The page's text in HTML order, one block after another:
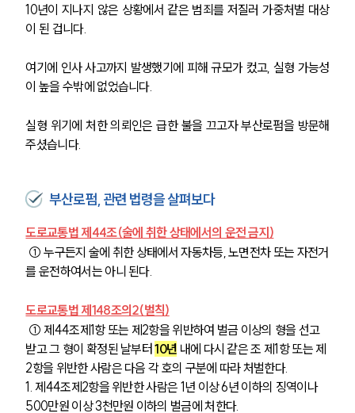
10년이 지나지 않은 상황에서 같은 범죄를 저질러 가중처벌 대상
이 된 겁니다.
여기에 인사 사고까지 발생했기에 피해 규모가 컸고, 실형 가능성
이 높을 수밖에 없었습니다.
실형 위기에 처한 의뢰인은 급한 불을 끄고자 부산로펌을 방문해
주셨습니다.
부산로펌, 관련 법령을 살펴보다
도로교통법 제44조(술에 취한 상태에서의 운전 금지)
를 운전하여서는 아니 된다.
도로교통법 제148조의2(벌칙)
받고 그 형이 확정된 날부터 10년 내에 다시 같은 조 제1항 또는 제
2항을 위반한 사람은 다음 각 호의 구분에 따라 처벌한다.
1. 제44조제2항을 위반한 사람은 1년 이상 6년 이하의 징역이나
500만원 이상 3천만원 이하의 벌금에 처한다.